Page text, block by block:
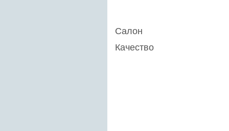
Салон
Качество